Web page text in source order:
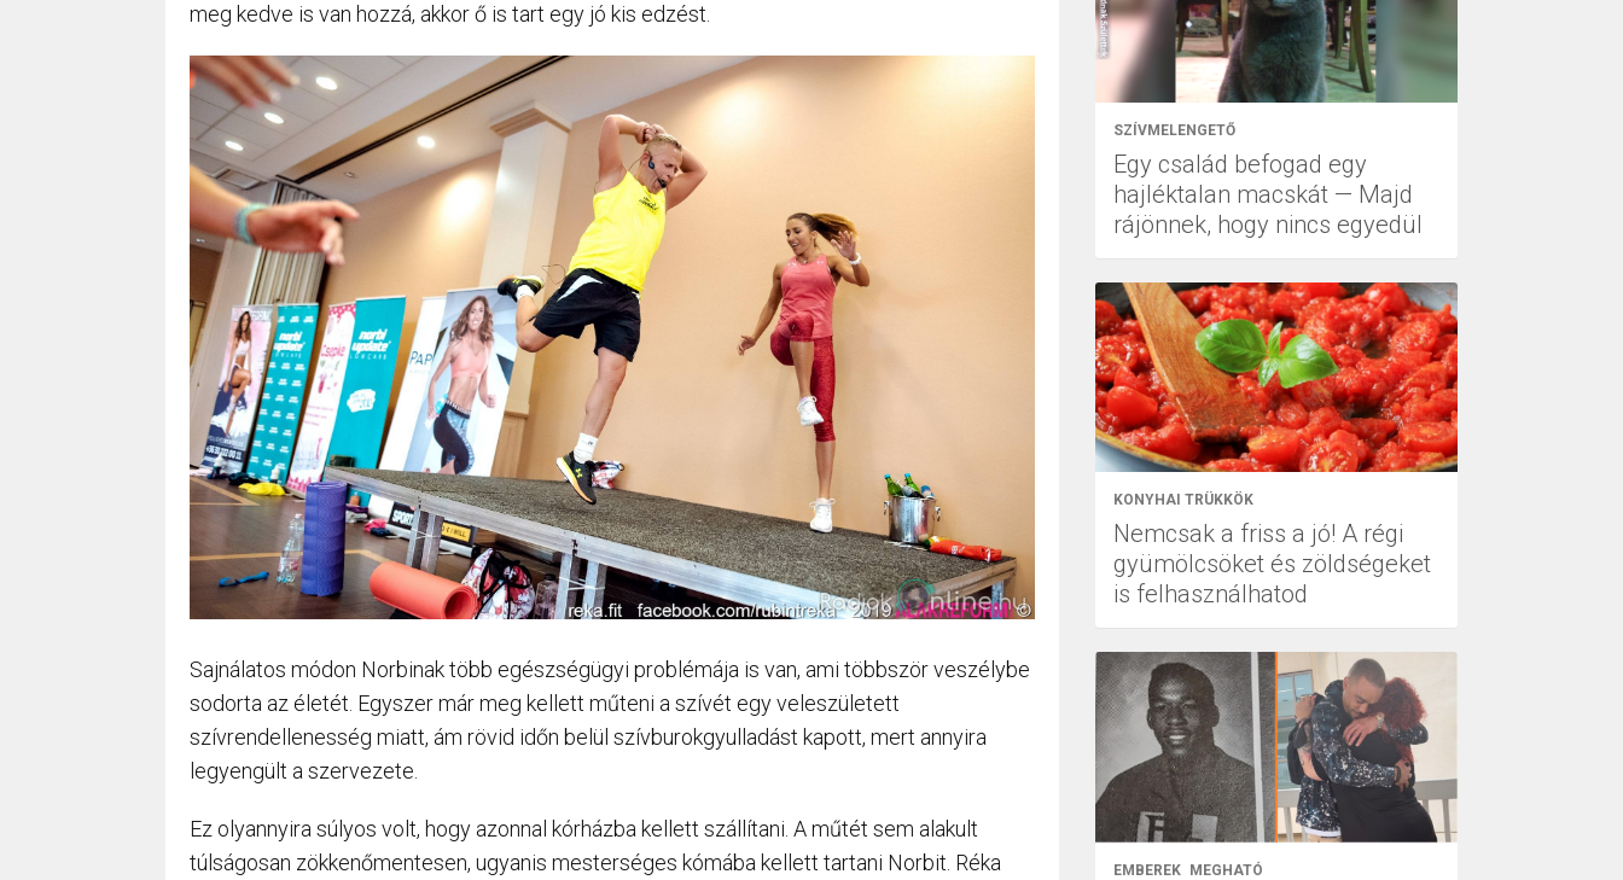
meg kedve is van hozzá, akkor ő is tart egy jó kis edzést.
Sajnálatos módon Norbinak több egészségügyi problémája is van, ami többször veszélybe
sodorta az életét. Egyszer már meg kellett műteni a szívét egy veleszületett
szívrendellenesség miatt, ám rövid időn belül szívburokgyulladást kapott, mert annyira
legyengült a szervezete.
Ez olyannyira súlyos volt, hogy azonnal kórházba kellett szállítani. A műtét sem alakult
túlságosan zökkenőmentesen, ugyanis mesterséges kómába kellett tartani Norbit. Réka
SZÍVMELENGETŐ
Egy család befogad egy
hajléktalan macskát — Majd
rájönnek, hogy nincs egyedül
KONYHAI TRÜKKÖK
Nemcsak a friss a jó! A régi
gyümölcsöket és zöldségeket
is felhasználhatod
EMBEREK MEGHATÓ